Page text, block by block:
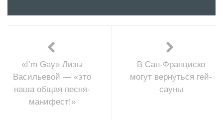
«I’m Gay» Лизы
Васильевой — «это
наша общая песня-
манифест!»
В Сан-Франциско
могут вернуться гей-
сауны